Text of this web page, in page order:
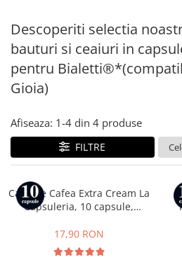
Descoperiti selectia
bauturi si ceaiuri in
pentru
Gioia)
Afiseaza: 1-4 din 4 produse
FILTRE
Capsule Cafea Extra Cream La
Capsuleria, 10 capsule,
17,90 RON